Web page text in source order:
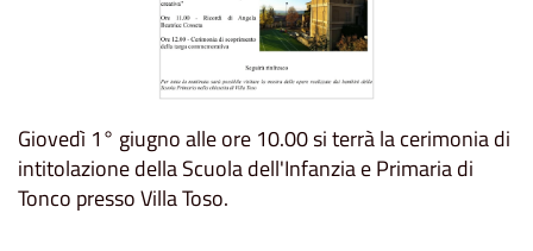
Giovedì 1° giugno alle ore 10.00 si terrà la cerimonia di
intitolazione della Scuola dell'Infanzia e Primaria di
Tonco presso Villa Toso.